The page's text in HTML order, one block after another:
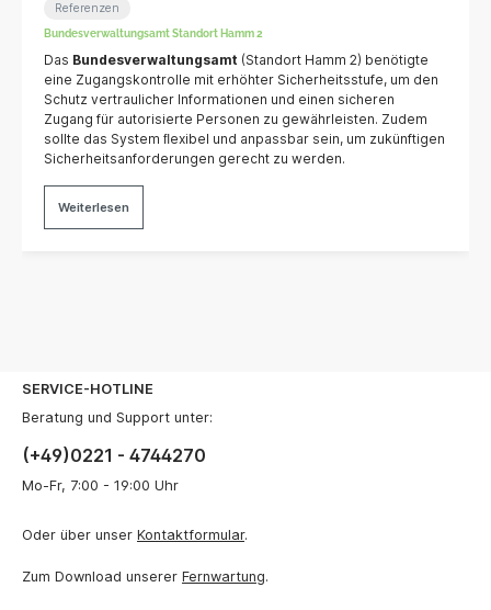
Referenzen
Bundesverwaltungsamt Standort Hamm 2
Das Bundesverwaltungsamt (Standort Hamm 2) benötigte
eine Zugangskontrolle mit erhöhter Sicherheitsstufe, um den
Schutz vertraulicher Informationen und einen sicheren
Zugang für autorisierte Personen zu gewährleisten. Zudem
sollte das System ﬂexibel und anpassbar sein, um zukünftigen
Sicherheitsanforderungen gerecht zu werden.
Weiterlesen
SERVICE-HOTLINE
Beratung und Support unter:
(+49)0221 - 4744270
Mo-Fr, 7:00 - 19:00 Uhr
Oder über unser Kontaktformular.
Zum Download unserer Fernwartung.